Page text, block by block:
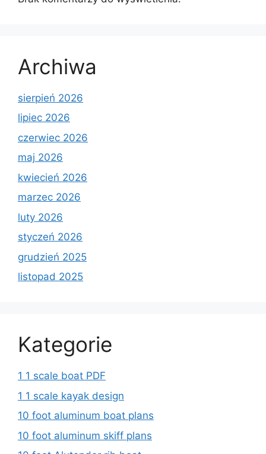
Archiwa
sierpień 2026
lipiec 2026
czerwiec 2026
maj 2026
kwiecień 2026
marzec 2026
luty 2026
styczeń 2026
grudzień 2025
listopad 2025
Kategorie
1 1 scale boat PDF
1 1 scale kayak design
10 foot aluminum boat plans
10 foot aluminum skiff plans